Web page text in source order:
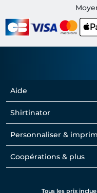
Aide
Shirtinator
Personnaliser &
Coopérations & plus
Tous les prix